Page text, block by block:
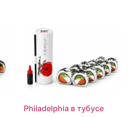
Philadelphia в тубусе